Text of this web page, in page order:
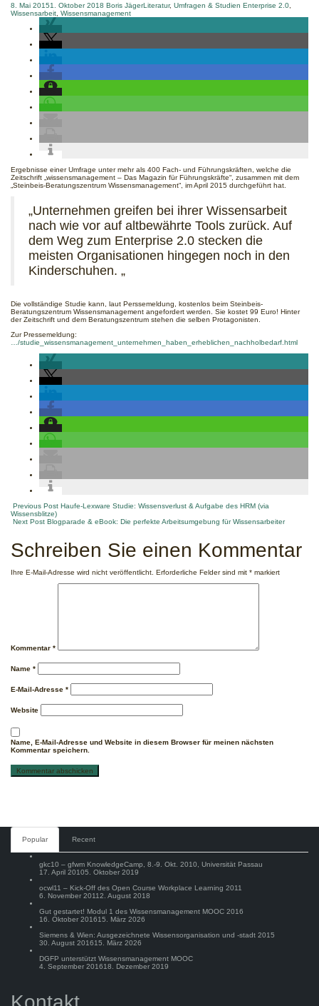
8. Mai 20151. Oktober 2018 Boris JägerLiteratur, Umfragen & Studien Enterprise 2.0
Wissensarbeit Wissensmanagement
Ergebnisse einer Umfrage unter mehr als 400 Fach- und Führungskräften, welche die
Zeitschrift „wissensmanagement – Das Magazin für Führungskräfte“, zusammen mit dem
„Steinbeis-Beratungszentrum Wissensmanagement“, im April 2015 durchgeführt hat.
„Unternehmen greifen bei ihrer Wissensarbeit
nach wie vor auf altbewährte Tools zurück. Auf
dem Weg zum Enterprise 2.0 stecken die
meisten Organisationen hingegen noch in den
Kinderschuhen. „
Die vollständige Studie kann, laut Perssemeldung, kostenlos beim Steinbeis-
Beratungszentrum Wissensmanagement angefordert werden. Sie kostet 99 Euro! Hinter
der Zeitschrift und dem Beratungszentrum stehen die selben Protagonisten.
Zur Pressemeldung:
…/studie_wissensmanagement_unternehmen_haben_erheblichen_nachholbedarf.html
Post
navigation
Previous Post Haufe-Lexware Studie: Wissensverlust & Aufgabe des HRM (via
Wissensblitze)
Next Post Blogparade & eBook: Die perfekte Arbeitsumgebung für Wissensarbeiter
Schreiben Sie einen Kommentar
Ihre E-Mail-Adresse wird nicht veröffentlicht. Erforderliche Felder sind mit * markiert
Kommentar *
Name *
E-Mail-Adresse *
Website
Name, E-Mail-Adresse und Website in diesem Browser für meinen nächsten
Kommentar speichern.
Popular Recent
gkc10 – gfwm KnowledgeCamp, 8.-9. Okt. 2010, Universität Passau
17. April 20105. Oktober 2019
ocwl11 – Kick-Off des Open Course Workplace Learning 2011
6. November 20112. August 2018
Gut gestartet! Modul 1 des Wissensmanagement MOOC 2016
16. Oktober 201615. März 2026
Siemens & Wien: Ausgezeichnete Wissensorganisation und -stadt 2015
30. August 201615. März 2026
DGFP unterstützt Wissensmanagement MOOC
4. September 201618. Dezember 2019